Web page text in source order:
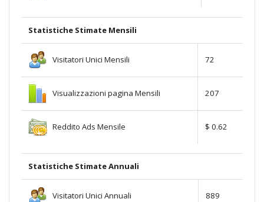
Statistiche Stimate Mensili
Visitatori Unici Mensili 72
Visualizzazioni pagina Mensili 207
Reddito Ads Mensile $ 0.62
Statistiche Stimate Annuali
Visitatori Unici Annuali 889